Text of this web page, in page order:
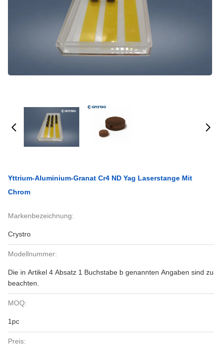
Yttrium-Aluminium-Granat Cr4 ND Yag Laserstange Mit
Chrom
Markenbezeichnung:
Crystro
Modellnummer:
Die in Artikel 4 Absatz 1 Buchstabe b genannten Angaben sind zu
beachten.
MOQ:
1pc
Preis: